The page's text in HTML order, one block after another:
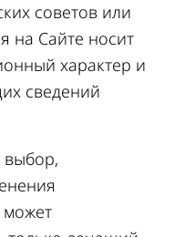
советов или
на Сайте носит
характер и
сведений
выбор,
может